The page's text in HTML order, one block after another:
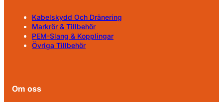
Kabelskydd Och Dränering
Markrör & Tillbehör
PEM-Slang & Kopplingar
Övriga Tillbehör
Om oss